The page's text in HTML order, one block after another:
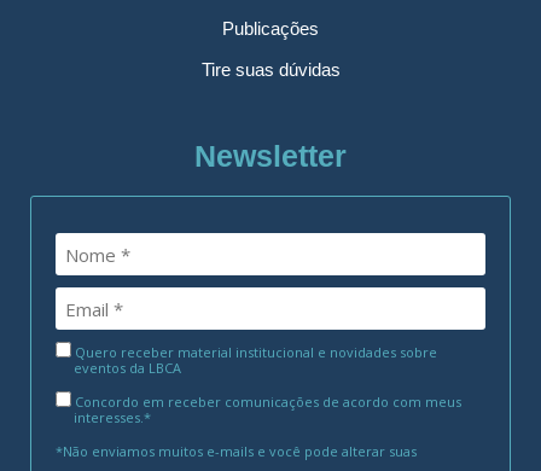
Publicações
Tire suas dúvidas
Newsletter
Quero receber material institucional e novidades sobre
eventos da LBCA
Concordo em receber comunicações de acordo com meus
interesses.*
*Não enviamos muitos e-mails e você pode alterar suas